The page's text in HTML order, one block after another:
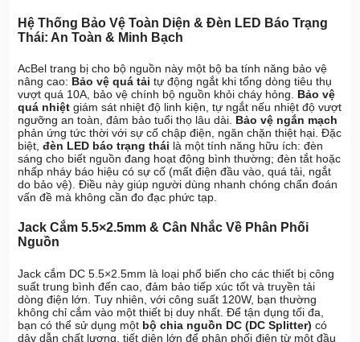
Hệ Thống Bảo Vệ Toàn Diện & Đèn LED Báo Trạng
Thái: An Toàn & Minh Bạch
AcBel trang bị cho bộ nguồn này một bộ ba tính năng bảo vệ
nâng cao: Bảo vệ quá tải tự động ngắt khi tổng dòng tiêu thụ
vượt quá 10A, bảo vệ chính bộ nguồn khỏi cháy hỏng. Bảo vệ
quá nhiệt giám sát nhiệt độ linh kiện, tự ngắt nếu nhiệt độ vượt
ngưỡng an toàn, đảm bảo tuổi thọ lâu dài. Bảo vệ ngắn mạch
phản ứng tức thời với sự cố chập điện, ngăn chặn thiệt hại. Đặc
biệt,đèn LED báo trạng thái là một tính năng hữu ích: đèn
sáng cho biết nguồn đang hoạt động bình thường; đèn tắt hoặc
nhấp nháy báo hiệu có sự cố (mất điện đầu vào, quá tải, ngắt
do bảo vệ). Điều này giúp người dùng nhanh chóng chẩn đoán
vấn đề mà không cần đo đạc phức tạp.
Jack Cắm 5.5×2.5mm & Cân Nhắc Về Phân Phối
Nguồn
Jack cắm DC 5.5×2.5mm là loại phổ biến cho các thiết bị công
suất trung bình đến cao, đảm bảo tiếp xúc tốt và truyền tải
dòng điện lớn. Tuy nhiên, với công suất 120W, bạn thường
không chỉ cắm vào một thiết bị duy nhất. Để tận dụng tối đa,
bạn có thể sử dụng một bộ chia nguồn DC (DC Splitter) có
dây dẫn chất lượng, tiết diện lớn để phân phối điện từ một đầu